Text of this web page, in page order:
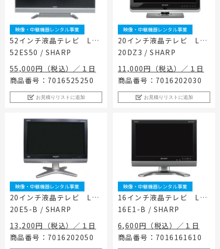
トレーラーハウス事業
工事用テント・テント倉庫事業
木造モジュール事業
Wooden module business
スポーツ施設資材事業
Sports facility materials business
Ground curing business
地域密着イベント
Community-based event business
キッズ・アミューズメント事業
Kids amusement business
フランチャイズ事業
Franchise business
まちづくり事業
ニュース
ブログ
協賛実績
Sponsorships
レンタルシステムのご案内
レンタルシステムのご案内
ご利用規約
Privacy policy
よくあるご質問
Q & A
Process
会社案内
Company
個人情報保護方針
Privacy policy
サイトマップ
Site map
Contact
映像・中継機器レンタル事業
52インチ液晶テレビ LC-
52ES50 / SHARP
55,000円（税込）／１日
商品番号：7016525250
お見積りリストに追加
映像・中継機器レンタル事業
20インチ液晶テレビ LC-
20DZ3 / SHARP
11,000円（税込）／１日
商品番号：7016202030
お見積りリストに追加
映像・中継機器レンタル事業
20インチ液晶テレビ LC-
20E5-B / SHARP
13,200円（税込）／１日
商品番号：7016202050
映像・中継機器レンタル事業
16インチ液晶テレビ LC-
16E1-B / SHARP
6,600円（税込）／１日
商品番号：7016161610